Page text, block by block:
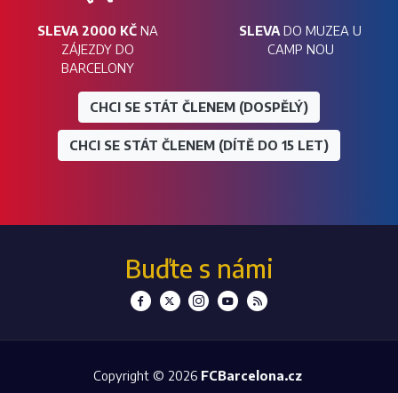
SLEVA 2000 KČNA
ZÁJEZDY DO
BARCELONY
SLEVA DO MUZEA U
CAMP NOU
CHCI SE STÁT ČLENEM (DOSPĚLÝ)
CHCI SE STÁT ČLENEM (DÍTĚ DO 15 LET)
Buďte s námi
Copyright © 2026 FCBarcelona.cz